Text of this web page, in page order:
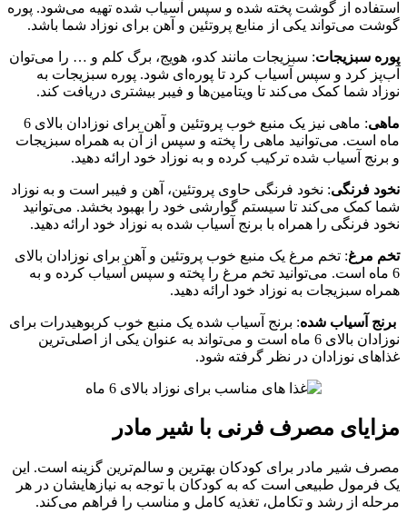
استفاده از گوشت پخته شده و سپس آسیاب شده تهیه می‌شود. پوره
گوشت می‌تواند یکی از منابع پروتئین و آهن برای نوزاد شما باشد.
پوره سبزیجات: سبزیجات مانند کدو، هویج، برگ کلم و … را می‌توان
آب‌پز کرد و سپس آسیاب کرد تا پوره‌ای شود. پوره سبزیجات به
نوزاد شما کمک می‌کند تا ویتامین‌ها و فیبر بیشتری دریافت کند.
ماهی
: ماهی نیز یک منبع خوب پروتئین و آهن برای نوزادان بالای 6
ماه است. می‌توانید ماهی را پخته و سپس از آن به همراه سبزیجات
و برنج آسیاب شده ترکیب کرده و به نوزاد خود ارائه دهید.
نخود فرنگی: نخود فرنگی حاوی پروتئین، آهن و فیبر است و به نوزاد
شما کمک می‌کند تا سیستم گوارشی خود را بهبود بخشد. می‌توانید
نخود فرنگی را همراه با برنج آسیاب شده به نوزاد خود ارائه دهید.
تخم مرغ: تخم مرغ یک منبع خوب پروتئین و آهن برای نوزادان بالای
6 ماه است. می‌توانید تخم مرغ را پخته و سپس آسیاب کرده و به
همراه سبزیجات به نوزاد خود ارائه دهید.
برنج آسیاب شده: برنج آسیاب شده یک منبع خوب کربوهیدرات برای
نوزادان بالای 6 ماه است و می‌تواند به عنوان یکی از اصلی‌ترین
غذاهای نوزادان در نظر گرفته شود.
مزایای مصرف فرنی با شیر مادر
مصرف شیر مادر برای کودکان بهترین و سالم‌ترین گزینه است. این
یک فرمول طبیعی است که به کودکان با توجه به نیازهایشان در هر
مرحله از رشد و تکامل، تغذیه کامل و مناسب را فراهم می‌کند.